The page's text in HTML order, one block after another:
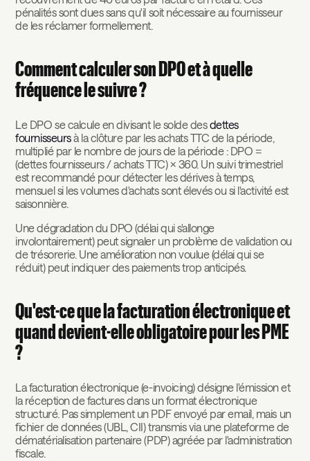
pénalités sont dues sans qu'il soit nécessaire au fournisseur
de les réclamer formellement.
Comment calculer son DPO et à quelle
fréquence le suivre ?
Le DPO se calcule en divisant le solde desdettes
fournisseursà la clôture par les achats TTC de la période,
multiplié par le nombre de jours de la période : DPO =
(dettes fournisseurs / achats TTC) × 360. Un suivi trimestriel
est recommandé pour détecter les dérives à temps,
mensuel si les volumes d'achats sont élevés ou si l'activité est
saisonnière.
Une dégradation du DPO (délai qui s'allonge
involontairement) peut signaler un problème de validation ou
de trésorerie. Une amélioration non voulue (délai qui se
réduit) peut indiquer des paiements trop anticipés.
Qu'est-ce que la facturation électronique et
quand devient-elle obligatoire pour les PME
?
La facturation électronique (e-invoicing) désigne l'émission et
la réception de factures dans un format électronique
structuré. Pas simplement un PDF envoyé par email, mais un
fichier de données (UBL, CII) transmis via une plateforme de
dématérialisation partenaire (PDP) agréée par l'administration
fiscale.